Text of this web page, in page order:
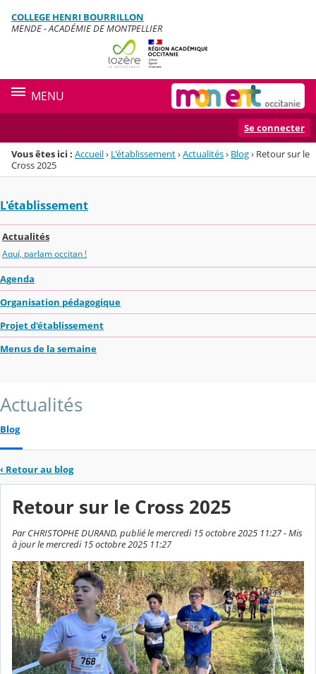
Menu de la rubrique
Contenu
COLLEGE HENRI BOURRILLON
MENDE - ACADÉMIE DE MONTPELLIER
MENU
Se connecter
Vous êtes ici : Accueil› L'établissement›Actualités› Blog› Retour sur le
Cross 2025
L'établissement
Actualités
Aquí, parlam occitan !
Agenda
Organisation pédagogique
Projet d'établissement
Menus de la semaine
Actualités
Blog
‹ Retour au blog
Retour sur le Cross 2025
Par CHRISTOPHE DURAND, publié le mercredi 15 octobre 2025 11:27 - Mis
à jour le mercredi 15 octobre 2025 11:27